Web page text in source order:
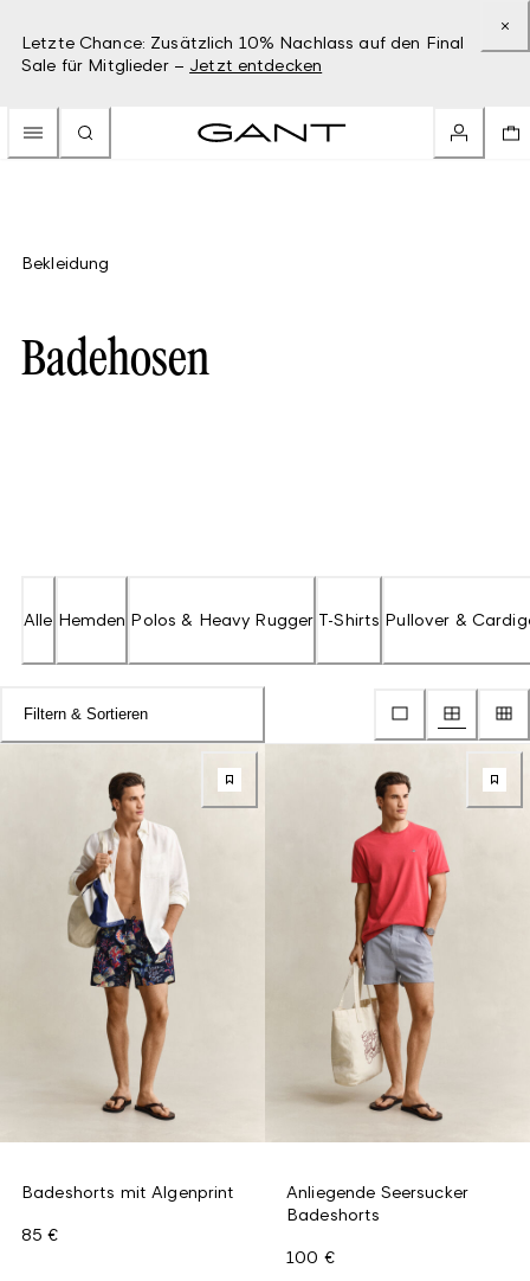
Letzte Chance: Zusätzlich 10% Nachlass auf den Final
Sale für Mitglieder – Jetzt entdecken
Bekleidung
Badehosen
Alle Hemden Polos & Heavy Rugger T-Shirts Pullover &
Filtern & Sortieren
Badeshorts mit Algenprint
85 €
Anliegende Seersucker
Badeshorts
100 €